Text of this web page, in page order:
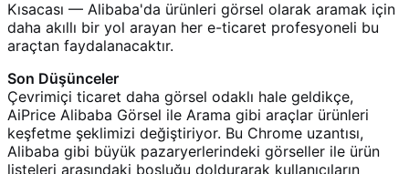
Kısacası — Alibaba'da ürünleri görsel olarak aramak için
daha akıllı bir yol arayan her e-ticaret profesyoneli bu
araçtan faydalanacaktır.
Son Düşünceler
Çevrimiçi ticaret daha görsel odaklı hale geldikçe,
AiPrice Alibaba Görsel ile Arama gibi araçlar ürünleri
keşfetme şeklimizi değiştiriyor. Bu Chrome uzantısı,
Alibaba gibi büyük pazaryerlerindeki görseller ile ürün
listeleri arasındaki boşluğu doldurarak kullanıcıların